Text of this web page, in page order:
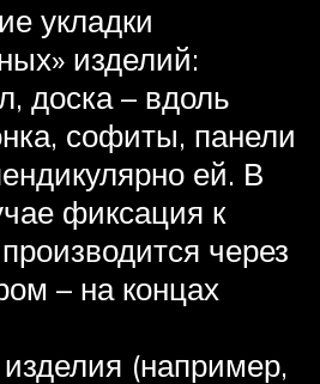
укладки
изделий:
доска – вдоль
софиты, панели
ей. В
фиксация к
через
– на концах
(например,